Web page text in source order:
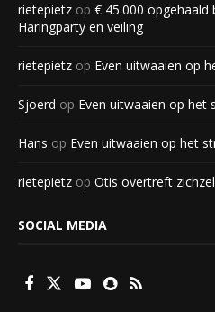
rietepietz op € 45.000 opgehaald
Haringparty en veiling
rietepietz op Even uitwaaien op
Sjoerd op Even uitwaaien op het
Hans op Even uitwaaien op het
rietepietz op Otis overtreft
SOCIAL MEDIA